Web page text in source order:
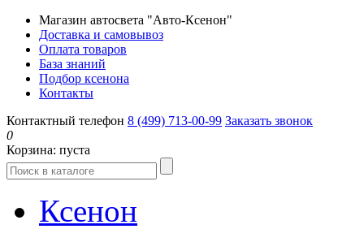
Магазин автосвета "Авто-Ксенон"
Доставка и самовывоз
Оплата товаров
База знаний
Подбор ксенона
Контакты
Контактный телефон 8 (499) 713-00-99 Заказать звонок
0
Корзина: пуста
Ксенон